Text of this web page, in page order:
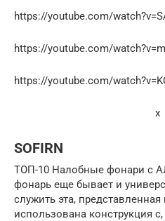
https://youtube.com/
https://youtube.com/
https://youtube.com/
x
SOFIRN
ТОП-10 Налобные фонари с
фонарь еще бывает и
служить эта,
использована конструкция